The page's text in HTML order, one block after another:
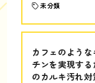
未分類
カフェのような
チンを実現する
のカルキ汚れ対